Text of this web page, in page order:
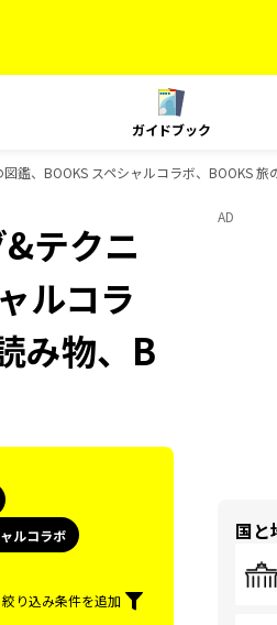
ガイドブック
、BOOKS スペシャルコラボ、BOOKS 旅
テクニ
ルコラ
み物、B
ルコラボ
絞り込み条件を追加
AD
国と